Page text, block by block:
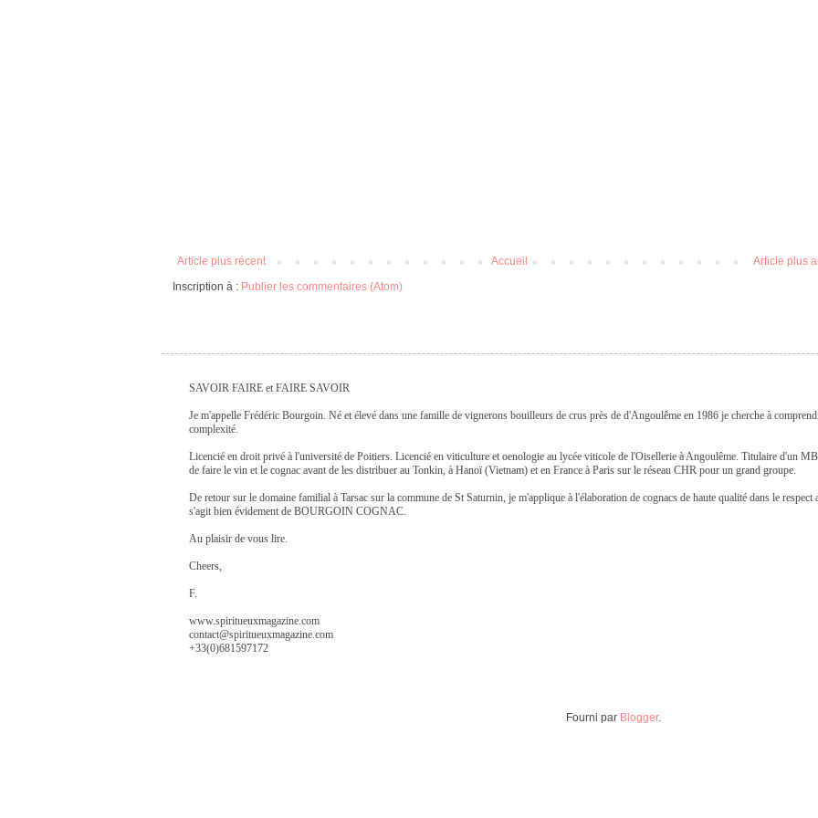
Article plus récent Article plus
Accueil
Inscription à : Publier les commentaires (Atom)
SAVOIR FAIRE et FAIRE SAVOIR
Je m'appelle Frédéric Bourgoin. Né et élevé dans une famille de vignerons bouilleurs de crus près de d'Angoulême en 1986 je cherche à
complexité.
Licencié en droit privé à l'université de Poitiers. Licencié en viticulture et oenologie au lycée viticole de l'Oisellerie à Angoulême. Titulaire d'un
de faire le vin et le cognac avant de les distribuer au Tonkin, à Hanoï (Vietnam) et en France à Paris sur le réseau CHR pour un grand groupe.
De retour sur le domaine familial à Tarsac sur la commune de St Saturnin, je m'applique à l'élaboration de cognacs de haute qualité dans le
s'agit bien évidement de BOURGOIN COGNAC.
Au plaisir de vous lire.
Cheers,
F.
www.spiritueuxmagazine.com
contact@spiritueuxmagazine.com
+33(0)681597172
Fourni par Blogger.